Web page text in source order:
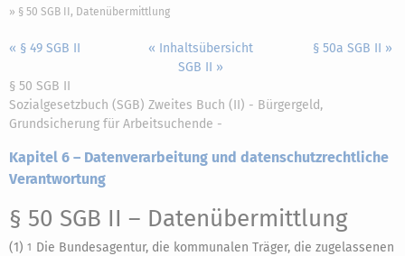
§ 50 SGB II, Datenübermittlung
« § 49 SGB II
« Inhaltsübersicht
SGB II »
§ 50a SGB II »
§ 50 SGB II
Sozialgesetzbuch (SGB) Zweites Buch (II) - Bürgergeld,
Grundsicherung für Arbeitsuchende -
Kapitel 6 – Datenverarbeitung und datenschutzrechtliche
Verantwortung
§ 50 SGB II – Datenübermittlung
(1) 1 Die Bundesagentur, die kommunalen Träger, die zugelassenen